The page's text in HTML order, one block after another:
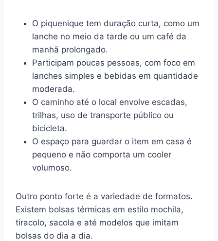
O piquenique tem duração curta, como um
lanche no meio da tarde ou um café da
manhã prolongado.
Participam poucas pessoas, com foco em
lanches simples e bebidas em quantidade
moderada.
O caminho até o local envolve escadas,
trilhas, uso de transporte público ou
bicicleta.
O espaço para guardar o item em casa é
pequeno e não comporta um cooler
volumoso.
Outro ponto forte é a variedade de formatos.
Existem bolsas térmicas em estilo mochila,
tiracolo, sacola e até modelos que imitam
bolsas do dia a dia.